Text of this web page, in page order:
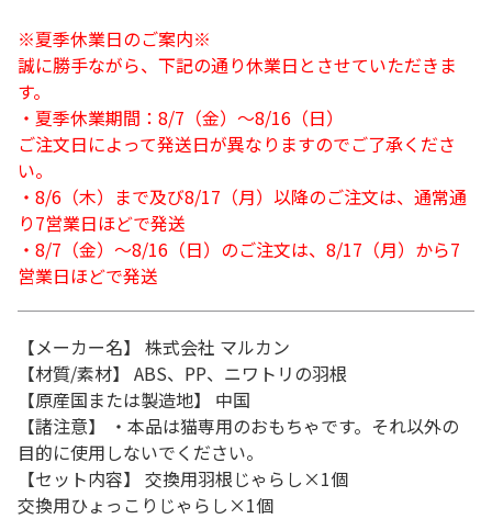
※夏季休業日のご案内※
誠に勝手ながら、下記の通り休業日とさせていただきま
す。
・夏季休業期間：8/7（金）～8/16（日）
ご注文日によって発送日が異なりますのでご了承くださ
い。
・8/6（木）まで及び8/17（月）以降のご注文は、通常通
り7営業日ほどで発送
・8/7（金）～8/16（日）のご注文は、8/17（月）から7
営業日ほどで発送
【メーカー名】 株式会社 マルカン
【材質/素材】 ABS、PP、ニワトリの羽根
【原産国または製造地】 中国
【諸注意】 ・本品は猫専用のおもちゃです。それ以外の
目的に使用しないでください。
【セット内容】 交換用羽根じゃらし×1個
交換用ひょっこりじゃらし×1個